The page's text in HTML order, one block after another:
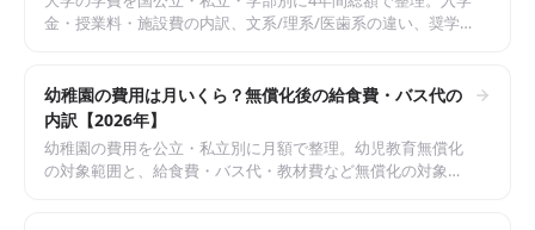
金・授業料・施設費の内訳、文系/理系/医歯系の違い、奨学
幼稚園の費用は月いくら？無償化後の給食費・バス代の
内訳【2026年】
幼稚園の費用を公立・私立別に月額で整理。幼児教育無償化
の対象範囲と、給食費・バス代・教材費など無償化の対象外